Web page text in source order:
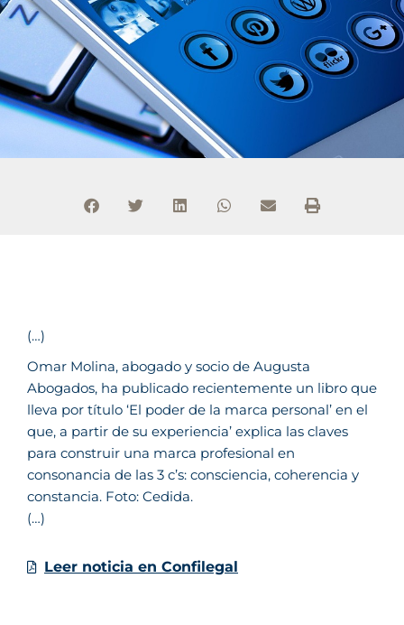
(…)
Omar Molina, abogado y socio de Augusta
Abogados, ha publicado recientemente un libro que
lleva por título ‘El poder de la marca personal’ en el
que, a partir de su experiencia’ explica las claves
para construir una marca profesional en
consonancia de las 3 c’s: consciencia, coherencia y
constancia. Foto: Cedida.
(…)
Leer noticia en Confilegal